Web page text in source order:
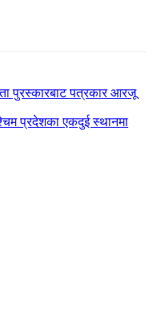
पुरस्कारबाट पत्रकार आरजू
प्रदेशका एकदुई स्थानमा